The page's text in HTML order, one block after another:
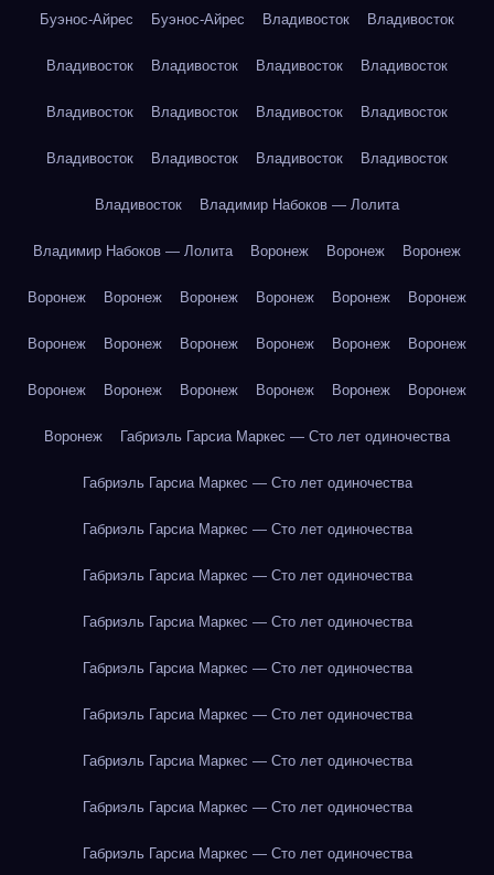
Буэнос-Айрес Буэнос-Айрес Владивосток Владивосток
Владивосток Владивосток Владивосток Владивосток
Владивосток Владивосток Владивосток Владивосток
Владивосток Владивосток Владивосток Владивосток
Владивосток Владимир Набоков — Лолита
Владимир Набоков — Лолита Воронеж Воронеж Воронеж
Воронеж Воронеж Воронеж Воронеж Воронеж Воронеж
Воронеж Воронеж Воронеж Воронеж Воронеж Воронеж
Воронеж Воронеж Воронеж Воронеж Воронеж Воронеж
Воронеж Габриэль Гарсиа Маркес — Сто лет одиночества
Габриэль Гарсиа Маркес — Сто лет одиночества
Габриэль Гарсиа Маркес — Сто лет одиночества
Габриэль Гарсиа Маркес — Сто лет одиночества
Габриэль Гарсиа Маркес — Сто лет одиночества
Габриэль Гарсиа Маркес — Сто лет одиночества
Габриэль Гарсиа Маркес — Сто лет одиночества
Габриэль Гарсиа Маркес — Сто лет одиночества
Габриэль Гарсиа Маркес — Сто лет одиночества
Габриэль Гарсиа Маркес — Сто лет одиночества